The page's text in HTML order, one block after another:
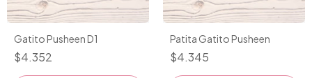
Gatito Pusheen D1
$4.352
Patita Gatito Pusheen
$4.345